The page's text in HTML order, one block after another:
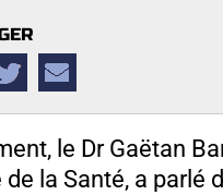
le Dr Gaëtan
la Santé, a parlé